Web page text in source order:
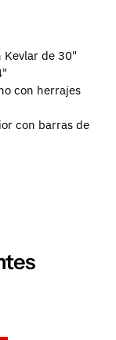
Kevlar de 30"
con herrajes
con barras de